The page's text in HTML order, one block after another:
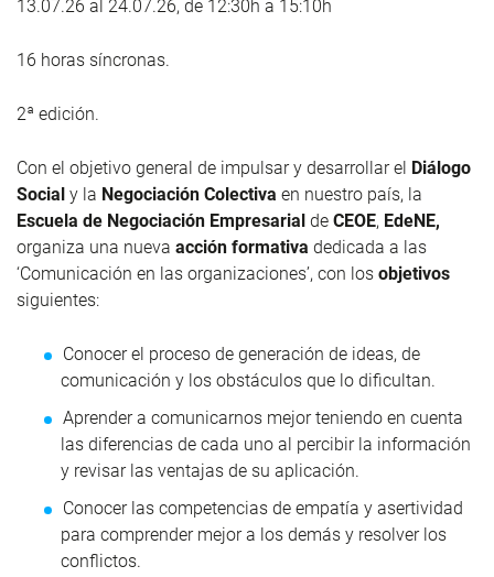
13.07.26 al 24.07.26, de 12:30h a 15:10h
16 horas síncronas.
2ª edición.
Con el objetivo general de impulsar y desarrollar el Diálogo
Social y la Negociación Colectiva en nuestro país, la
Escuela de Negociación Empresarial de CEOE, EdeNE,
organiza una nueva acción formativa dedicada a las
‘Comunicación en las organizaciones’, con los objetivos
siguientes:
Conocer el proceso de generación de ideas, de
comunicación y los obstáculos que lo dificultan.
Aprender a comunicarnos mejor teniendo en cuenta
las diferencias de cada uno al percibir la información
y revisar las ventajas de su aplicación.
Conocer las competencias de empatía y asertividad
para comprender mejor a los demás y resolver los
conflictos.